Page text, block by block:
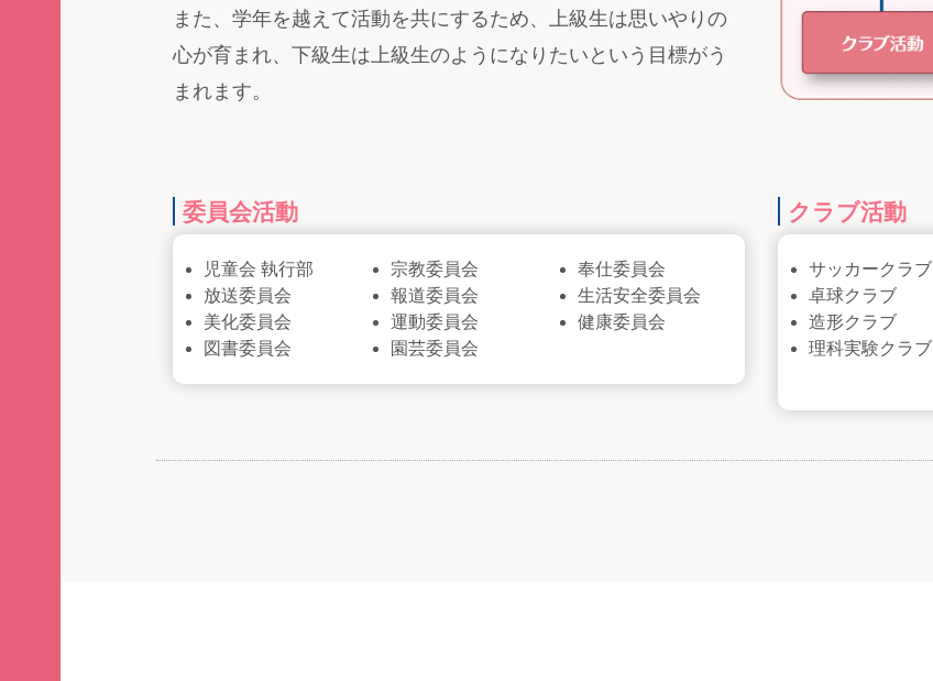
また、学年を越えて活動を共にするため、上級生は思いやりの
心が育まれ、下級生は上級生のようになりたいという目標がう
まれます。
委員会活動
児童会 執行部
放送委員会
美化委員会
図書委員会
宗教委員会
報道委員会
運動委員会
園芸委員会
奉仕委員会
生活安全委員会
健康委員会
クラブ活動
サッカークラブ
卓球クラブ
造形クラブ
理科実験クラブ